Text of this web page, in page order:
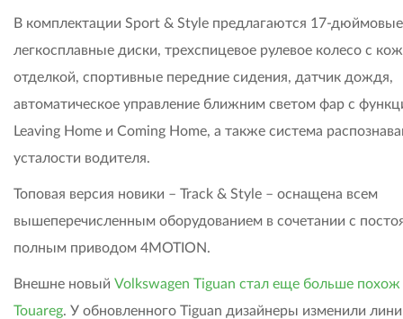
В комплектации Sport & Style предлагаются 17-дюймовые
легкосплавные диски, трехспицевое рулевое колесо с
отделкой, спортивные передние сидения, датчик дождя,
автоматическое управление ближним светом фар с
Leaving Home и Coming Home, а также система
усталости водителя.
Топовая версия новики – Track & Style – оснащена всем
вышеперечисленным оборудованием в сочетании с
полным приводом 4MOTION.
Внешне новый Volkswagen Tiguan стал еще больше
Touareg. У обновленного Tiguan дизайнеры изменили